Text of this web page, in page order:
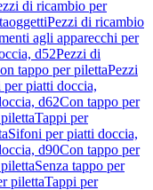
di ricambio per
Pezzi di ricambio
agli apparecchi per
d52Pezzi di
tappo per pilettaPezzi
per piatti doccia,
d62Con tappo per
Tappi per
Sifoni per piatti doccia,
d90Con tappo per
Senza tappo per
pilettaTappi per